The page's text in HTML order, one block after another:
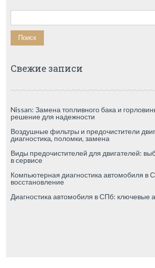
Найти:
Свежие записи
Nissan: Замена топливного бака и
решение для надежности
Воздушные фильтры и предочистители
диагностика, поломки, замена
Виды предочистителей для двигателей:
в сервисе
Компьютерная диагностика автомобиля в
восстановление
Диагностика автомобиля в СПб: ключевые